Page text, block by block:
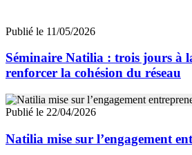
Publié le 11/05/2026
Séminaire Natilia : trois jours à
renforcer la cohésion du réseau
Publié le 22/04/2026
Natilia mise sur l’engagement